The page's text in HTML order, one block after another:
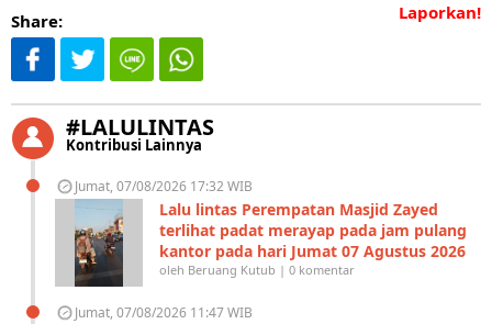
Laporkan!
Share:
#LALULINTAS
Kontribusi Lainnya
Jumat, 07/08/2026 17:32 WIB
Lalu lintas Perempatan Masjid Zayed
terlihat padat merayap pada jam pulang
kantor pada hari Jumat 07 Agustus 2026
oleh Beruang Kutub | 0 komentar
Jumat, 07/08/2026 11:47 WIB